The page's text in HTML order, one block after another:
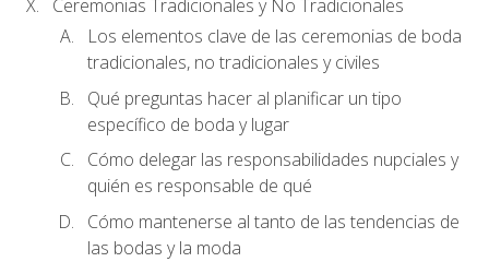
Ceremonias Tradicionales y No Tradicionales
Los elementos clave de las ceremonias de boda
tradicionales, no tradicionales y civiles
Qué preguntas hacer al planificar un tipo
específico de boda y lugar
Cómo delegar las responsabilidades nupciales y
quién es responsable de qué
Cómo mantenerse al tanto de las tendencias de
las bodas y la moda